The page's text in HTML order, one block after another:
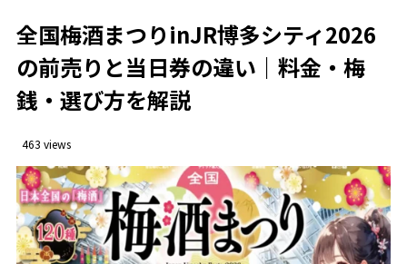
全国梅酒まつりinJR博多シティ2026
の前売りと当日券の違い｜料金・梅
銭・選び方を解説
463 views